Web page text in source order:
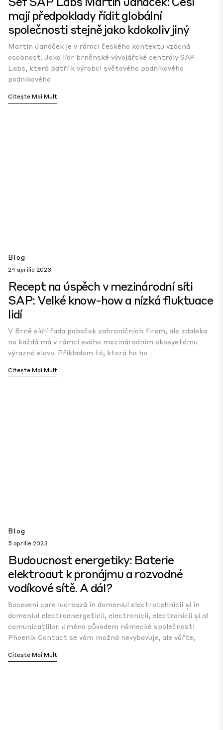
mají předpoklady řídit globální
společnosti stejně jako kdokoliv jiný
Martin Janáček je v rámci českého kontextu vzácná
osobnost. Jako lídr brněnské vývojářské centrály SAP
Labs, která patří k výrobci světového podnikového
podnikového
Citește Mai Mult
Blog
24 aprilie 2023
Recept na úspěch v mezinárodní síti
SAP: Velké know-how a nízká fluktuace
lidí
V Brně sídlí řada poboček zahraničních firem, ale zdaleka
ne každá má v rámci svého mezinárodním ekosystému
výrazné slovo. Příkladem té, která ho ho
Citește Mai Mult
Blog
5 aprilie 2023
Budoucnost energetiky: Baterie
elektroaut k pronájmu a rozvodné
vodíkové sítě. A dál?
Suceveni care lucrează în domeniul electrotehnicii și în
domeniul electroenergeticii, electronicii, electronicii și al
comunicațiilor. Jméno původem německé společnosti
Phoenix Contact se vám možná nevybavuje, ale věřte,
Citește Mai Mult